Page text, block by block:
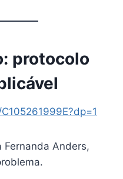
protocolo
Fernanda Anders,